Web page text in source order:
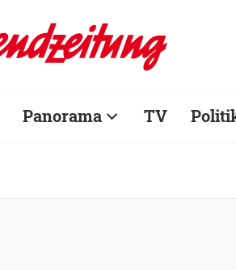
Panorama TV